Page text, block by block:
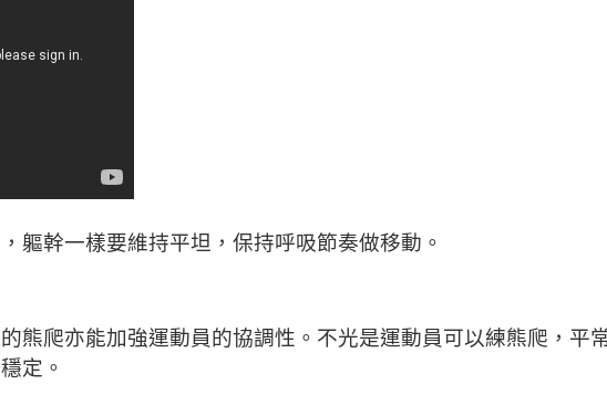
軀幹一樣要維持平坦，保持呼吸節奏做移動。
熊爬亦能加強運動員的協調性。不光是運動員可以練熊爬，平
定。